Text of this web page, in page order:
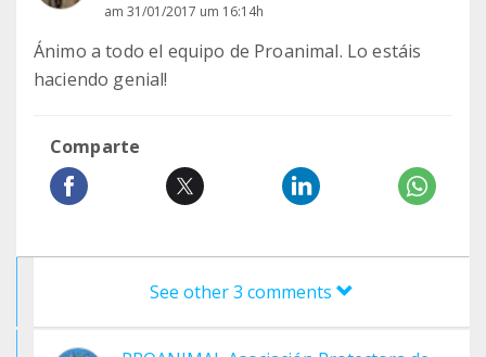
am 31/01/2017 um 16:14h
Ánimo a todo el equipo de Proanimal. Lo estáis
haciendo genial!
Comparte
See other 3 comments